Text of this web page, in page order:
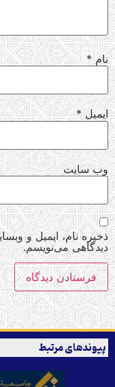
نام*
ایمیل*
وب‌ سایت
ذخیره نام، ایمیل و
دیدگاهی می‌نویسم.
پیوندهای مرتبط